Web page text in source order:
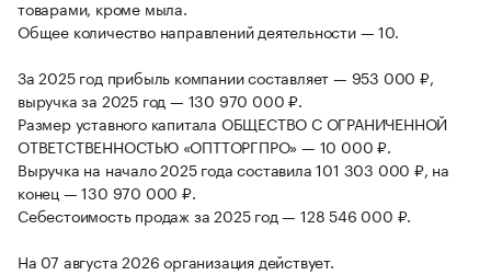
товарами, кроме мыла.
Общее количество направлений деятельности — 10.
За 2025 год прибыль компании составляет — 953 000 ₽,
выручка за 2025 год — 130 970 000 ₽.
Размер уставного капитала ОБЩЕСТВО С ОГРАНИЧЕННОЙ
ОТВЕТСТВЕННОСТЬЮ «ОПТТОРГПРО» — 10 000 ₽.
Выручка на начало 2025 года составила 101 303 000 ₽, на
конец — 130 970 000 ₽.
Себестоимость продаж за 2025 год — 128 546 000 ₽.
На 07 августа 2026 организация действует.